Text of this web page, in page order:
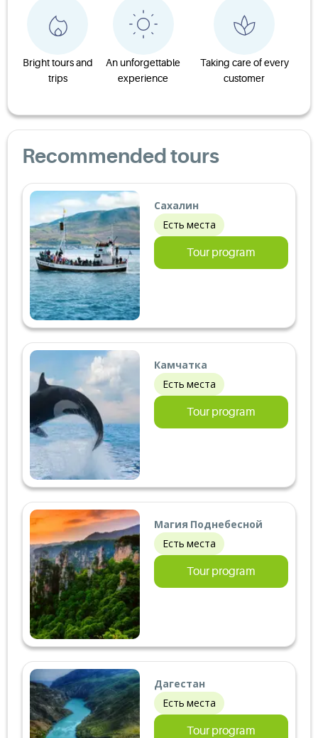
Bright tours and
trips
An unforgettable
experience
Taking care of every
customer
Recommended tours
Сахалин
Есть места
Tour program
Камчатка
Есть места
Tour program
Магия Поднебесной
Есть места
Tour program
Дагестан
Есть места
Tour program